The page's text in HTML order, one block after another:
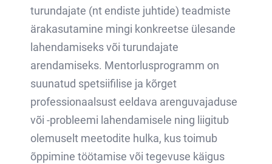
turundajate (nt endiste juhtide) teadmiste
ärakasutamine mingi konkreetse ülesande
lahendamiseks või turundajate
arendamiseks. Mentorlusprogramm on
suunatud spetsiifilise ja kõrget
professionaalsust eeldava arenguvajaduse
või -probleemi lahendamisele ning liigitub
olemuselt meetodite hulka, kus toimub
õppimine töötamise või tegevuse käigus